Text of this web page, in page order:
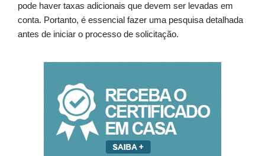
pode haver taxas adicionais que devem ser levadas em
conta. Portanto, é essencial fazer uma pesquisa detalhada
antes de iniciar o processo de solicitação.